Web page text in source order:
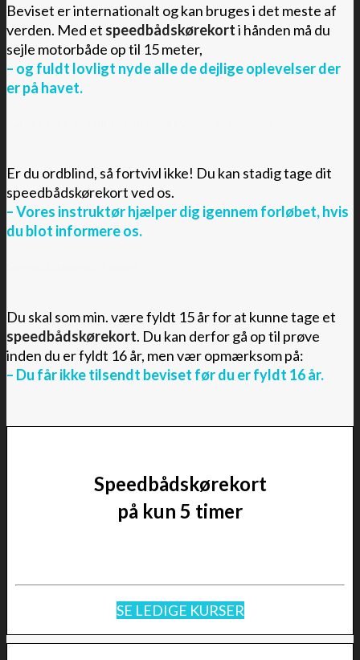
Beviset er internationalt og kan bruges i det meste af
verden. Med et speedbådskørekorti hånden må du
sejle motorbåde op til 15 meter,
– og fuldt lovligt nyde alle dedejligeoplevelser der
er på havet.
Er du ordblind, så fortvivl ikke! Du kan stadig tage dit
speedbådskørekort ved os.
– Vores instruktør hjælper dig igennem forløbet, hvis
du blot informere os.
Du skal som min. være fyldt 15 år for at kunne tage et
speedbådskørekort. Du kan derfor gå op til prøve
inden du er fyldt 16 år, men vær opmærksom på:
– Du får ikke tilsendt beviset før du er fyldt 16 år.
Speedbådskørekort
på kun 5 timer
SE LEDIGE KURSER